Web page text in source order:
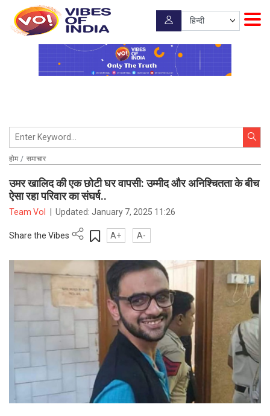
होम समाचार
उमर खालिद की एक छोटी घर वापसी: उम्मीद और अनिश्चितता के बीच
ऐसा रहा परिवार का संघर्ष..
Team VoI Updated:January 7, 2025 11:26
Share the Vibes A+ A-